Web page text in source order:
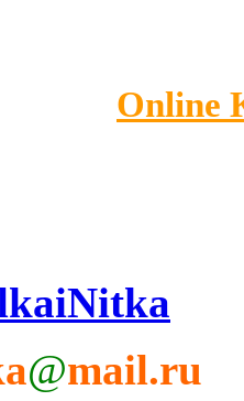
Online
@mail.ru